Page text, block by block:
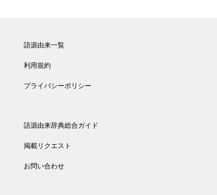
語源由来一覧
利用規約
プライバシーポリシー
語源由来辞典総合ガイド
掲載リクエスト
お問い合わせ